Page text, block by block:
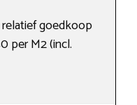
goedkoop
per M2 (incl.